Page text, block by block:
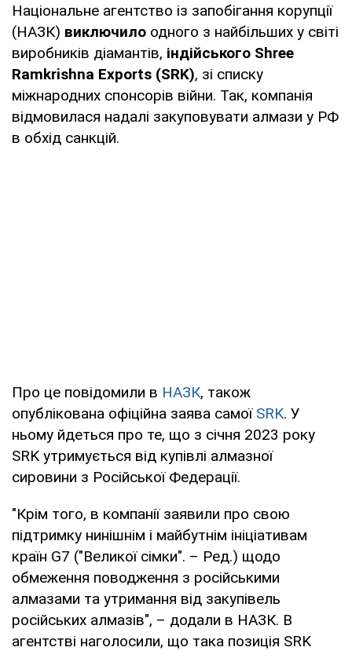
Національне агентство із запобігання корупції
(НАЗК) виключило одного з найбільших у світі
виробників діамантів, індійського Shree
Ramkrishna Exports (SRK), зі списку
міжнародних спонсорів війни. Так, компанія
відмовилася надалі закуповувати алмази у РФ
в обхід санкцій.
Про це повідомили в НАЗК, також
опублікована офіційна заява самої SRK. У
ньому йдеться про те, що з січня 2023 року
SRK утримується від купівлі алмазної
сировини з Російської Федерації.
"Крім того, в компанії заявили про свою
підтримку нинішнім і майбутнім ініціативам
країн G7 ("Великої сімки". – Ред.) щодо
обмеження поводження з російськими
алмазами та утримання від закупівель
російських алмазів", – додали в НАЗК. В
агентстві наголосили, що така позиція SRK